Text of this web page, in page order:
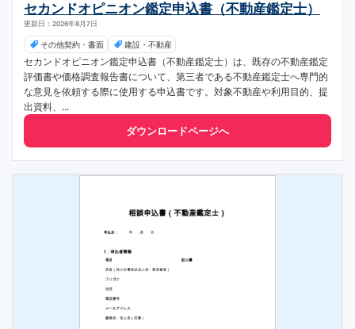
セカンドオピニオン鑑定申込書（不動産鑑定士）
更新日：2026年8月7日
その他契約・書面 建設・不動産
セカンドオピニオン鑑定申込書（不動産鑑定士）は、既存の不動産鑑定
評価書や価格調査報告書について、第三者である不動産鑑定士へ専門的
な意見を依頼する際に使用する申込書です。対象不動産や利用目的、提
出資料、...
ダウンロードページへ